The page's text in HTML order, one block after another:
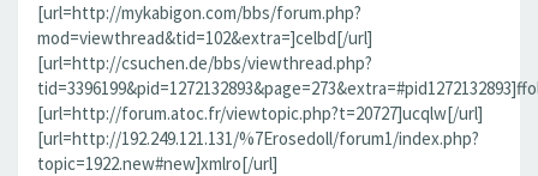
[url=http://mykabigon.com/bbs/forum.php?
mod=viewthread&tid=102&extra=]celbd[/url]
[url=http://csuchen.de/bbs/viewthread.php?
[url=http://forum.atoc.fr/viewtopic.php?t=20727]ucqlw[/url]
[url=http://192.249.121.131/%7Erosedoll/forum1/index.php?
topic=1922.new#new]xmlro[/url]